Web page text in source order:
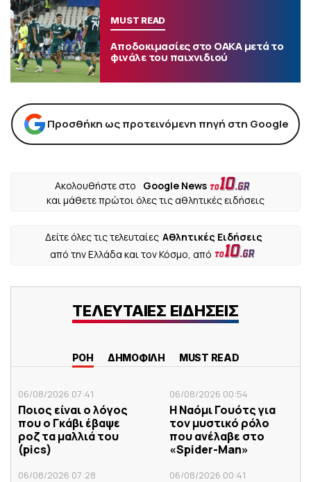
MUST READ
Αποδοκιμασίες στο ΟΑΚΑ μετά το
φινάλε του παιχνιδιού
Προσθήκη ως προτεινόμενη πηγή στη Google
Ακολουθήστε στο
Google News
και μάθετε πρώτοι όλες τις αθλητικές ειδήσεις
Δείτε όλες τις τελευταίες Αθλητικές Ειδήσεις
από την Ελλάδα και τον Κόσμο, από
ΤΕΛΕΥΤΑΙΕΣ ΕΙΔΗΣΕΙΣ
ΡΟΗ ΔΗΜΟΦΙΛΗ MUST READ
06/08/2026 07:41
Ποιος είναι ο λόγος
που ο Γκάβι έβαψε
ροζ τα μαλλιά του
(pics)
06/08/2026 07:28
06/08/2026 00:54
Η Ναόμι Γουότς για
τον μυστικό ρόλο
που ανέλαβε στο
«Spider-Man»
06/08/2026 00:41